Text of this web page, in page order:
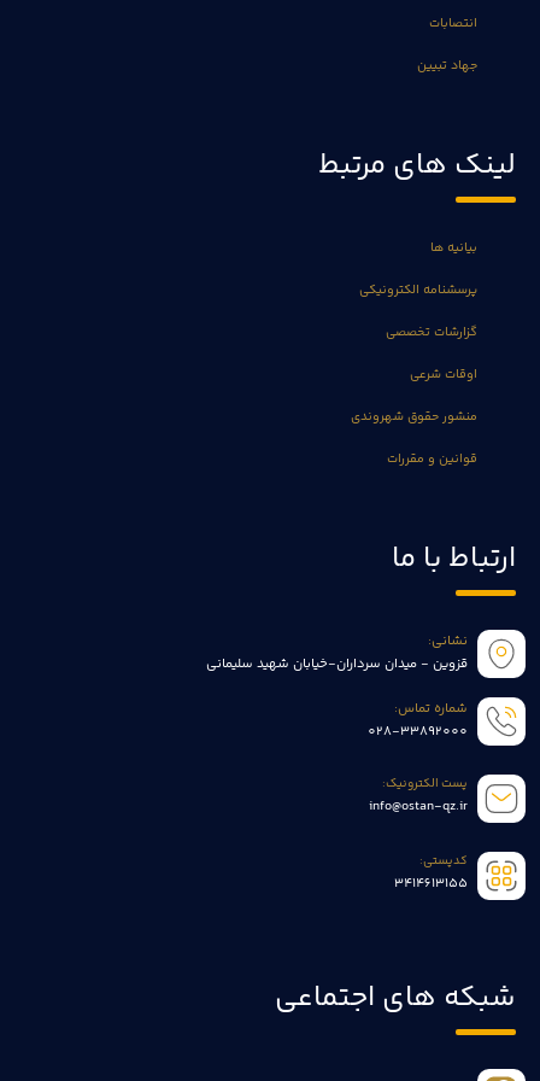
انتصابات
جهاد تبیین
لینک های مرتبط
بیانیه ها
پرسشنامه الکترونیکی
گزارشات تخصصی
اوقات شرعی
منشور حقوق شهروندی
قوانین و مقررات
ارتباط با ما
نشانی:
قزوین - میدان سرداران-خیابان شهید سلیمانی
شماره تماس:
028-33892000
پست الکترونیک:
info@ostan-qz.ir
کدپستی:
3414613155
شبکه های اجتماعی